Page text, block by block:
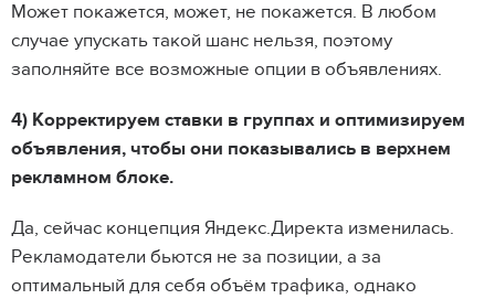
Может покажется, может, не покажется. В любом
случае упускать такой шанс нельзя, поэтому
заполняйте все возможные опции в объявлениях.
4) Корректируем ставки в группах и оптимизируем
объявления, чтобы они показывались в верхнем
рекламном блоке.
Да, сейчас концепция Яндекс.Директа изменилась.
Рекламодатели бьются не за позиции, а за
оптимальный для себя объём трафика, однако